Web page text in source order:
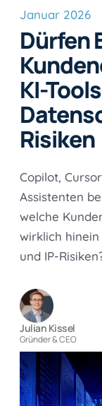
Januar 2026
Dürfen
KI-
Risiken
Copilot,
Assistenten
welche
wirklich
und IP-
Julian Kissel
Gründer & CEO